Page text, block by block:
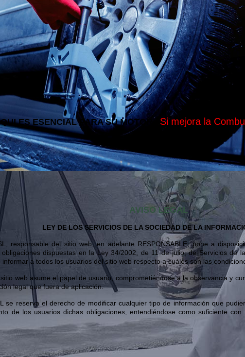
ES ESENCIAL PARA SU MOTOR Si mejora la
AVISO LEGAL
LEY DE LOS SERVICIOS DE LA SOCIEDAD DE LA
responsable del sitio web, en adelante RESPONSABLE, pone a
dispuestas en la Ley 34/2002, de 11 de julio, de Servicios de
informar a todos los usuarios del sitio web respecto a cuáles son las
web asume el papel de usuario, comprometiéndose a la observancia y
legal que fuera de aplicación.
se reserva el derecho de modificar cualquier tipo de información que
de los usuarios dichas obligaciones, entendiéndose como suficiente